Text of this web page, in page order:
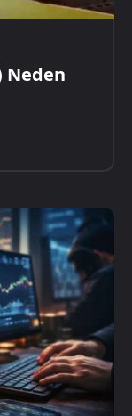
Neden